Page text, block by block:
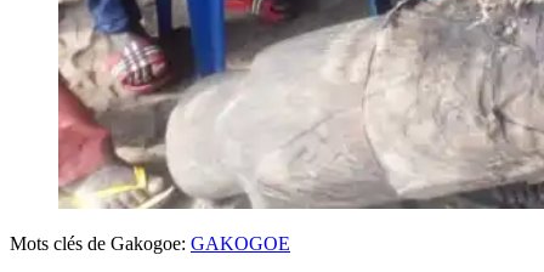
Mots clés de Gakogoe: GAKOGOE